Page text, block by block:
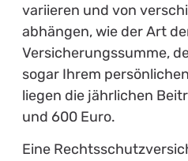
variieren und von
abhängen, wie der Art
Versicherungssumme,
sogar Ihrem
liegen die jährlichen
und 600 Euro.
Eine